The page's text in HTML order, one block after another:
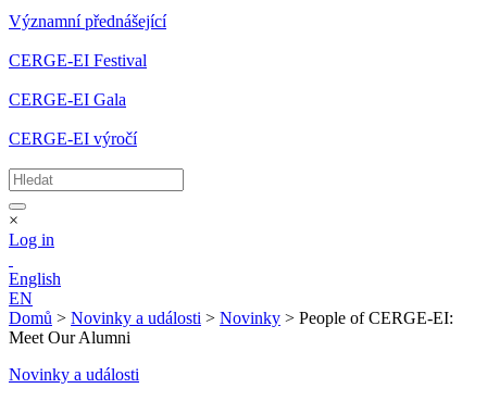
Významní přednášející
CERGE-EI Festival
CERGE-EI Gala
CERGE-EI výročí
×
Log in
English
EN
Domů > Novinky a události > Novinky > People of CERGE-EI:
Meet Our Alumni
Novinky a události